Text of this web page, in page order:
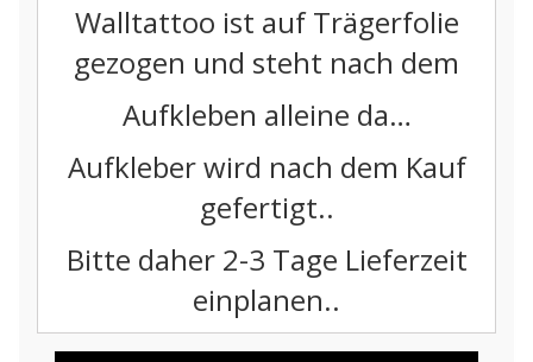
Walltattoo ist auf Trägerfolie
gezogen und steht nach dem
Aufkleben alleine da…
Aufkleber wird nach dem Kauf
gefertigt..
Bitte daher 2-3 Tage Lieferzeit
einplanen..